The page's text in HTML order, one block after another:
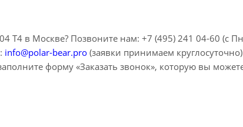
T4 в Москве? Позвоните нам: +7 (495) 241 04-60 (с
info@polar-bear.pro (заявки принимаем
форму «Заказать звонок», которую вы